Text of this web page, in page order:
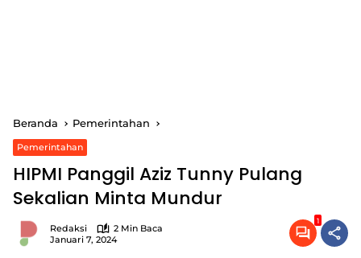
Beranda Pemerintahan
Pemerintahan
HIPMI Panggil Aziz Tunny Pulang
Sekalian Minta Mundur
Redaksi
2 Min Baca
Januari 7, 2024
1